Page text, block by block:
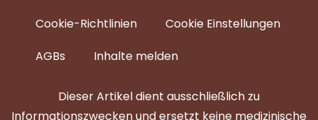
Cookie-Richtlinien
Cookie Einstellungen
AGBs
Inhalte melden
Dieser Artikel dient ausschließlich zu
Informationszwecken und ersetzt keine medizinische